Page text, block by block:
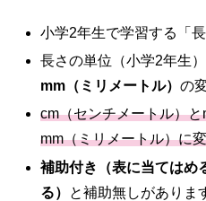
小学2年生で学習する「
長さの単位（小学2年生）
mm（ミリメートル）の
cm（センチメートル）
mm（ミリメートル）に
補助付き（表に当てはめ
る）
と補助無しがありま